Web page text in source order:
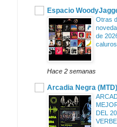
Espacio
Otras
de
Hace 2 semanas
Arcadia Negra (MTD)
DEL